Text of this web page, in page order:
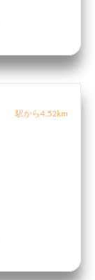
駅から4.52km